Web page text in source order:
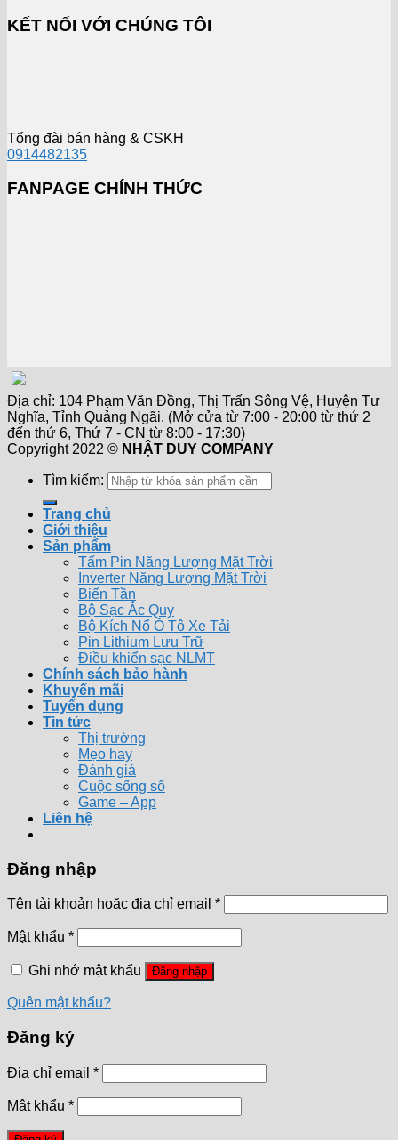
KẾT NỐI VỚI CHÚNG TÔI
Tổng đài bán hàng & CSKH
0914482135
FANPAGE CHÍNH THỨC
Địa chỉ: 104 Phạm Văn Đồng, Thị Trấn Sông Vệ, Huyện Tư
Nghĩa, Tỉnh Quảng Ngãi. (Mở cửa từ 7:00 - 20:00 từ thứ 2
đến thứ 6, Thứ 7 - CN từ 8:00 - 17:30)
Copyright 2022 © NHẬT DUY COMPANY
Tìm kiếm:
Trang chủ
Giới thiệu
Sản phẩm
Tấm Pin Năng Lượng Mặt Trời
Inverter Năng Lượng Mặt Trời
Biến Tần
Bộ Sạc Ắc Quy
Bộ Kích Nổ Ô Tô Xe Tải
Pin Lithium Lưu Trữ
Điều khiển sạc NLMT
Chính sách bảo hành
Khuyến mãi
Tuyển dụng
Tin tức
Thị trường
Mẹo hay
Đánh giá
Cuộc sống số
Game – App
Liên hệ
Đăng nhập
Tên tài khoản hoặc địa chỉ email *
Mật khẩu *
Ghi nhớ mật khẩu Đăng nhập
Quên mật khẩu?
Đăng ký
Địa chỉ email *
Mật khẩu *